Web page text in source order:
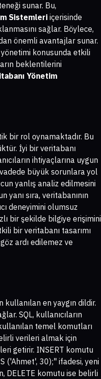
sunar. Bu,
Sistemleri içerisinde
sağlar. Böylece,
önemli avantajlar sunar.
konusunda etkili
beklentilerini
Yönetim
bir rol oynamaktadır. Bu
İyi bir veritabanı
ihtiyaçlarına uygun
vadede büyük sorunlara yol
yanlış analiz edilmesini
sıra, veritabanının
deneyimini olumsuz
bir şekilde bilgiye erişimini
bir veritabanı tasarımı
ardı edilemez ve
en yaygın dildir.
SQL, kullanıcıların
temel komutları
verileri almak için
getirir. INSERT komutu
('Ahmet', 30);" ifadesi, yeni
DELETE komutu ise belirli